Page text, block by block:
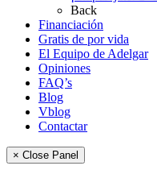
Back
Financiación
Gratis de por vida
El Equipo de Adelgar
Opiniones
FAQ’s
Blog
Vblog
Contactar
× Close Panel